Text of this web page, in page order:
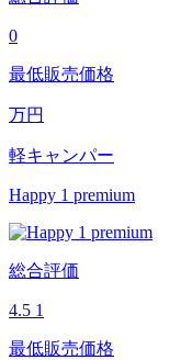
0
最低販売価格
万円
軽キャンパー
Happy 1 premium
総合評価
4.5 1
最低販売価格